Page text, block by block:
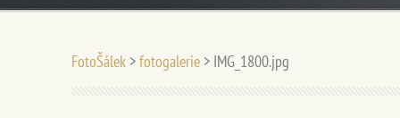
FotoŠálek >fotogalerie > IMG_1800.jpg